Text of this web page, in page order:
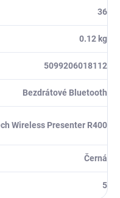
36
0.12 kg
5099206018112
Bezdrátové Bluetooth
Wireless Presenter R400
Černá
5